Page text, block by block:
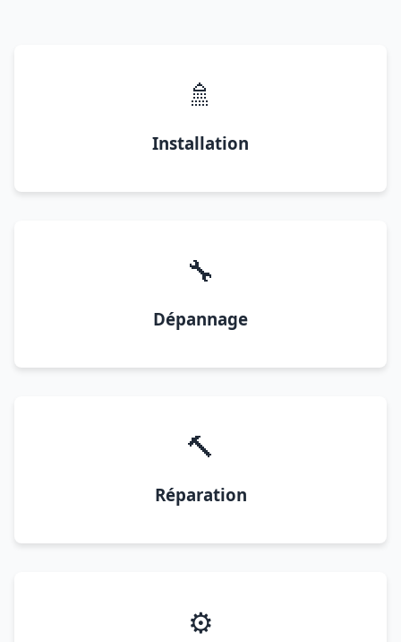
🚿
Installation
🔧
Dépannage
🔨
Réparation
⚙️